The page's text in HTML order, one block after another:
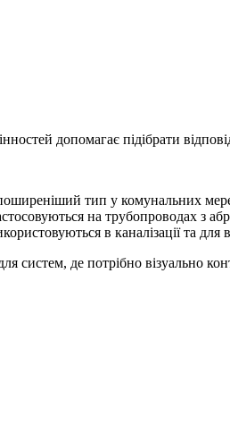
допомагає підібрати
тип у комунальних
на трубопроводах з
в каналізації та для
систем, де потрібно візуально